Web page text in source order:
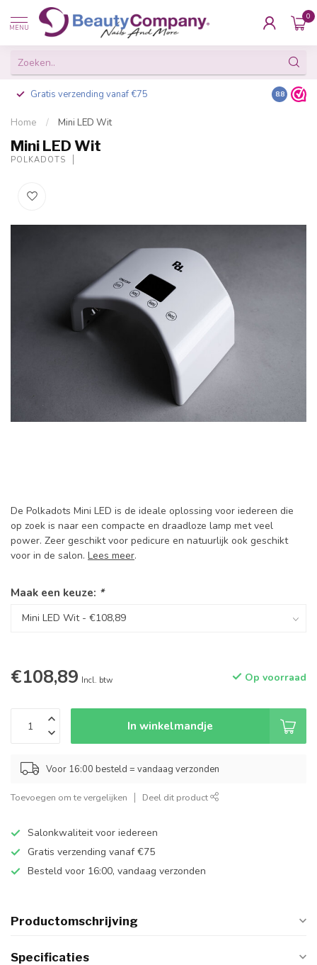
MENU
0
Gratis verzending vanaf €75 Besteld
8.8
Home / Mini LED Wit
Mini LED Wit
POLKADOTS
De Polkadots Mini LED is de ideale oplossing voor iedereen die
op zoek is naar een compacte en draadloze lamp met veel
power. Zeer geschikt voor pedicure en natuurlijk ook geschikt
voor in de salon. Lees meer.
Maak een keuze: *
€108,89 Incl. btw Op voorraad
In winkelmandje
Voor 16:00 besteld = vandaag verzonden
Toevoegen om te vergelijken Deel dit product
Salonkwaliteit voor iedereen
Gratis verzending vanaf €75
Besteld voor 16:00, vandaag verzonden
Productomschrijving
Specificaties